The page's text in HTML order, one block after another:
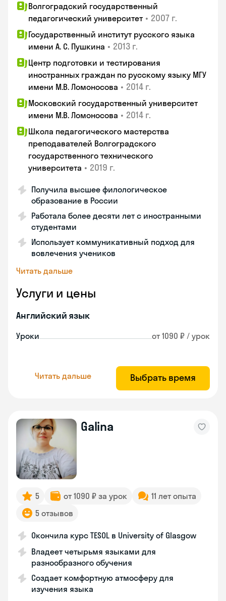
Волгоградский государственный
педагогический университет • 2007 г.
Государственный институт русского языка
имени А. С. Пушкина • 2013 г.
Центр подготовки и тестирования
иностранных граждан по русскому языку МГУ
имени М.В. Ломоносова • 2014 г.
Московский государственный университет
имени М.В. Ломоносова • 2014 г.
Школа педагогического мастерства
преподавателей Волгоградского
государственного технического
университета • 2019 г.
Получила высшее филологическое
образование в России
Работала более десяти лет с иностранными
студентами
Использует коммуникативный подход для
вовлечения учеников
Читать дальше
Услуги и цены
Английский язык
Уроки от 1090 ₽ / урок
Читать дальше Выбрать время
Galina
5 от 1090 ₽ за урок
11 лет опыта
5 отзывов
Окончила курс TESOL в University of Glasgow
Владеет четырьмя языками для
разнообразного обучения
Создает комфортную атмосферу для
изучения языка